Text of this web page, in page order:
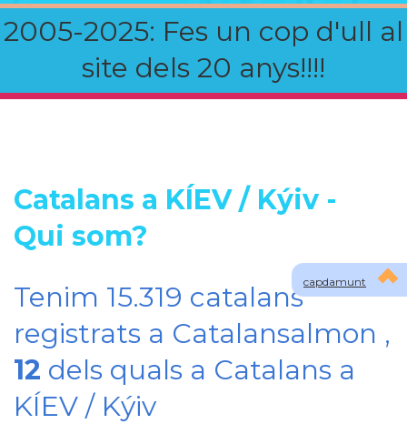
2005-2025: Fes un cop d'ull al
site dels 20 anys!!!!
capdamunt
Catalans a KÍEV / Kýiv -
Qui som?
Tenim 15.319 catalans
registrats a Catalansalmon ,
12 dels quals a Catalans a
KÍEV / Kýiv